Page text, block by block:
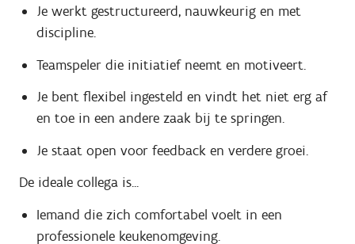
Je werkt gestructureerd, nauwkeurig en met
discipline.
Teamspeler die initiatief neemt en motiveert.
Je bent flexibel ingesteld en vindt het niet erg af
en toe in een andere zaak bij te springen.
Je staat open voor feedback en verdere groei.
De ideale collega is...
Iemand die zich comfortabel voelt in een
professionele keukenomgeving.